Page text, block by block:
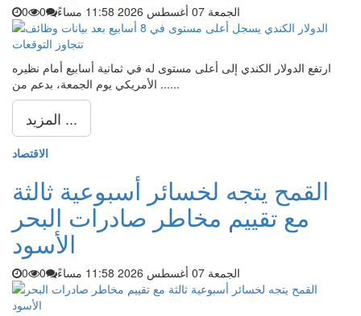
الجمعة 07 أغسطس 2026 11:58 مساءً 0
0
ارتفع الدولار الكندي إلى أعلى مستوى له في ثمانية أسابيع أمام نظيره
الأمريكي يوم الجمعة، بدعم من ......
المزيد ...
الاقتصاد
القمح يتجه لخسائر أسبوعية ثالثة
مع تقييم مخاطر صادرات البحر
الأسود
الجمعة 07 أغسطس 2026 11:58 مساءً 0
0